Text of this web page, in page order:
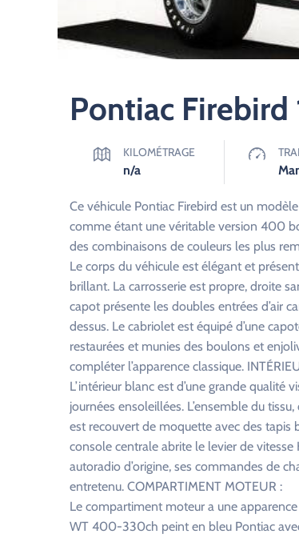
Pontiac Firebird
KILOMÉTRAGE
n/a
Ce véhicule Pontiac Firebird est un
comme étant une véritable version 400
des combinaisons de couleurs les plus
Le corps du véhicule est élégant et
brillant. La carrosserie est propre, droite
capot présente les doubles entrées d’air
dessus. Le cabriolet est équipé d’une
restaurées et munies des boulons et
compléter l’apparence classique.
L’intérieur blanc est d’une grande qualité
journées ensoleillées. L’ensemble du
est recouvert de moquette avec des tapis
console centrale abrite le levier de vitesse
autoradio d’origine, ses commandes de
entretenu. COMPARTIMENT MOTEUR :
Le compartiment moteur a une
WT 400-330ch peint en bleu Pontiac avec